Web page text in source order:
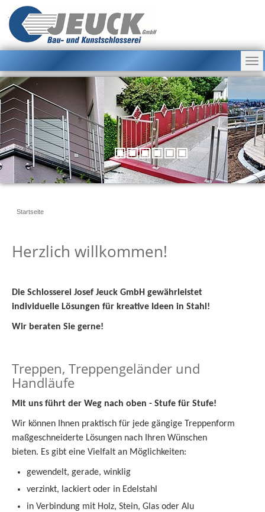
Jeuck GmbH
Bau- und Kunstschlosserei
Startseite
Herzlich willkommen!
Die Schlosserei Josef Jeuck GmbH gewährleistet
individuelle Lösungen für kreative Ideen in Stahl!
Wir beraten Sie gerne!
Treppen, Treppengeländer und
Handläufe
Mit uns führt der Weg nach oben - Stufe für Stufe!
Wir können Ihnen praktisch für jede gängige Treppenform
maßgeschneiderte Lösungen nach Ihren Wünschen
bieten. Es gibt eine Vielfalt an Möglichkeiten:
gewendelt, gerade, winklig
verzinkt, lackiert oder in Edelstahl
in Verbindung mit Holz, Stein, Glas oder Alu